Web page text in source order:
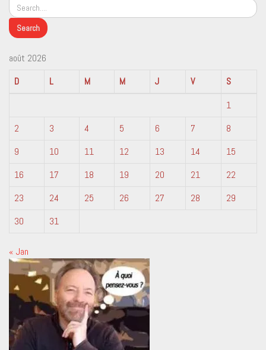
août 2026
D
L M M J V
S
1
2
3 4 5 6 7
8
9
10 11 12 13 14
15
16
17 18 19 20 21
22
23
24 25 26 27 28
29
30
31
« Jan